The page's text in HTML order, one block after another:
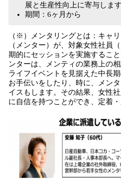
展と生産性向上に寄与します
期間：6ヶ月から
（※）メンタリングとは：キャ
（メンター）が、対象女性社員
期的にセッションを実施するこ
ンターは、メンティの業務上の
ライフイベントを見据えた中長
お手伝いをしたり、時に、メン
イスもします。その結果、女性
に自信を持つことができ、定着・